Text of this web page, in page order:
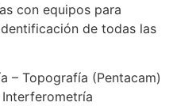
con equipos para
de todas las
– Topografía (Pentacam)